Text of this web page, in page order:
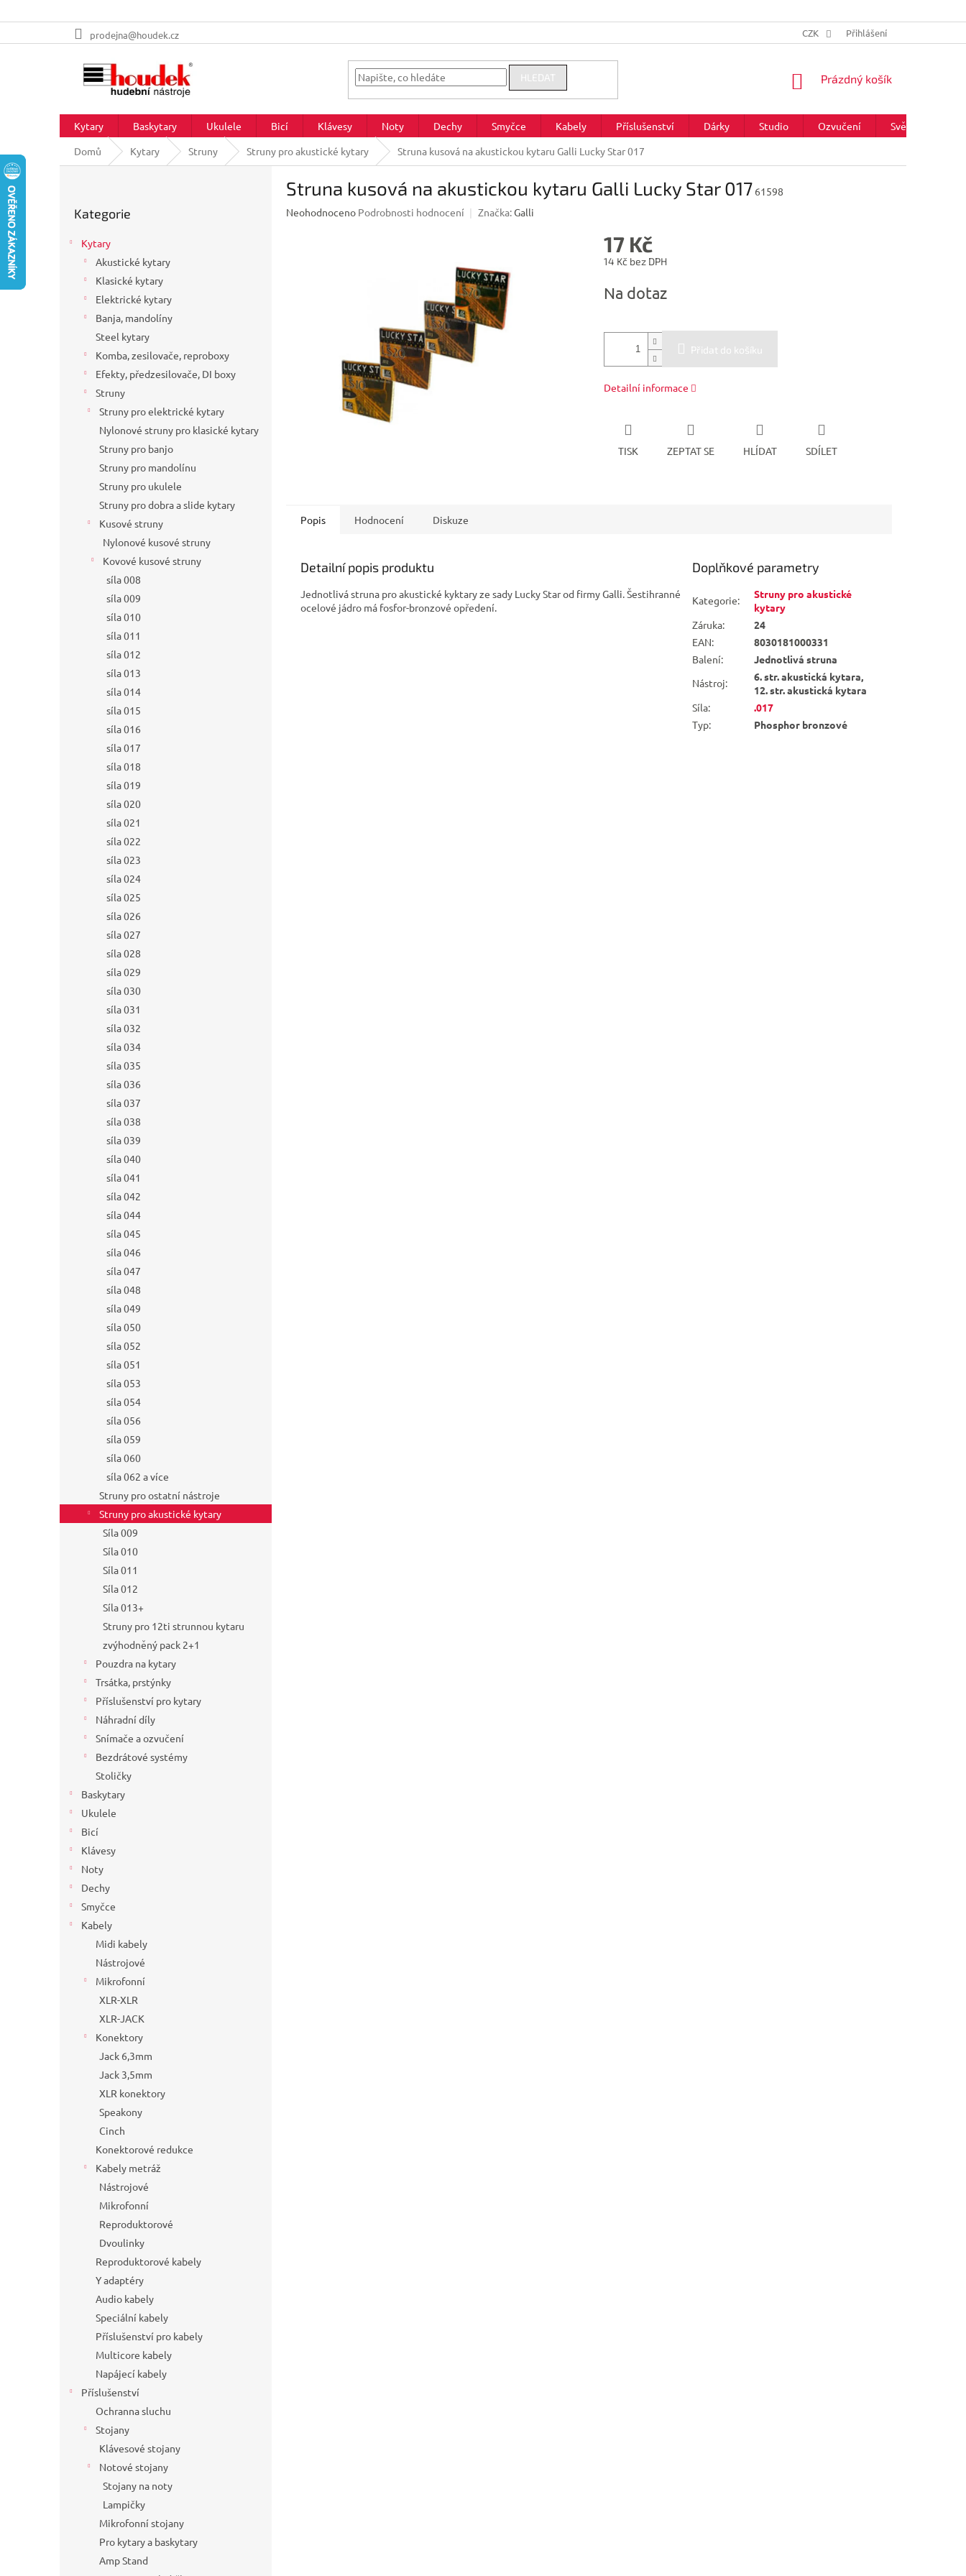
na
prodejna@houdek.cz CZK Přihlášení
HLEDAT
NÁKUPNÍ
Prázdný košík
Kytary Baskytary Ukulele Bicí Klávesy Noty Dechy Smyčce Kabely Příslušenství Dárky Studio Ozvučení Světla
Domů
Kytary Struny Struny pro akustické kytary Struna kusová na akustickou kytaru Galli Lucky Star 017
kategorie
Kategorie
Kytary
Akustické kytary
Klasické kytary
Elektrické kytary
Banja, mandolíny
Steel kytary
Komba, zesilovače, reproboxy
Efekty, předzesilovače, DI boxy
Struny
Struny pro elektrické kytary
Nylonové struny pro klasické kytary
Struny pro banjo
Struny pro mandolínu
Struny pro ukulele
Struny pro dobra a slide kytary
Kusové struny
Nylonové kusové struny
Kovové kusové struny
síla 008
síla 009
síla 010
síla 011
síla 012
síla 013
síla 014
síla 015
síla 016
síla 017
síla 018
síla 019
síla 020
síla 021
síla 022
síla 023
síla 024
síla 025
síla 026
síla 027
síla 028
síla 029
síla 030
síla 031
síla 032
síla 034
síla 035
síla 036
síla 037
síla 038
síla 039
síla 040
síla 041
síla 042
síla 044
síla 045
síla 046
síla 047
síla 048
síla 049
síla 050
síla 052
síla 051
síla 053
síla 054
síla 056
síla 059
síla 060
síla 062 a více
Struny pro ostatní nástroje
Struny pro akustické kytary
Síla 009
Síla 010
Síla 011
Síla 012
Síla 013+
Struny pro 12ti strunnou kytaru
zvýhodněný pack 2+1
Pouzdra na kytary
Trsátka, prstýnky
Příslušenství pro kytary
Náhradní díly
Snímače a ozvučení
Bezdrátové systémy
Stoličky
Baskytary
Ukulele
Bicí
Klávesy
Noty
Dechy
Smyčce
Kabely
Midi kabely
Nástrojové
Mikrofonní
XLR-XLR
XLR-JACK
Konektory
Jack 6,3mm
Jack 3,5mm
XLR konektory
Speakony
Cinch
Konektorové redukce
Kabely metráž
Nástrojové
Mikrofonní
Reproduktorové
Dvoulinky
Reproduktorové kabely
Y adaptéry
Audio kabely
Speciální kabely
Příslušenství pro kabely
Multicore kabely
Napájecí kabely
Příslušenství
Ochranna sluchu
Stojany
Klávesové stojany
Notové stojany
Stojany na noty
Lampičky
Mikrofonní stojany
Pro kytary a baskytary
Amp Stand
Struna kusová na akustickou kytaru Galli Lucky Star 017 61598
Průměrné
Neohodnoceno Podrobnosti hodnocení Značka:Galli
17 Kč
14 Kč bez DPH
cena:
Na dotaz
Přidat do košíku
Detailní informace
TISK ZEPTAT SE HLÍDAT SDÍLET
Popis Hodnocení Diskuze
Detailní popis produktu
Jednotlivá struna pro akustické kyktary ze sady Lucky Star od firmy Galli. Šestihranné
ocelové jádro má fosfor-bronzové opředení.
Doplňkové parametry
Kategorie:
Struny pro akustické
kytary
Záruka:
24
EAN:
8030181000331
Balení:
Jednotlivá struna
Nástroj:
6. str. akustická kytara,
12. str. akustická kytara
Síla:
.017
Typ: Phosphor bronzové